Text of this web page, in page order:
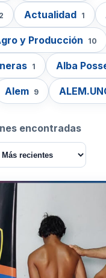
2 Actualidad 1
y Producción 10
1 Alba
Alem 9
encontradas